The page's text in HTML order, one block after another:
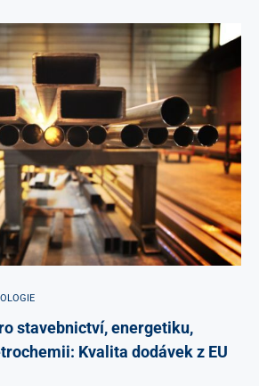
stavebnictví, energetiku,
Kvalita dodávek z EU